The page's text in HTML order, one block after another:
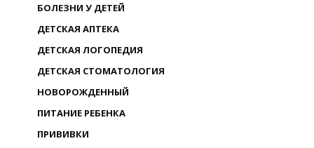
БОЛЕЗНИ У ДЕТЕЙ
ДЕТСКАЯ АПТЕКА
ДЕТСКАЯ ЛОГОПЕДИЯ
ДЕТСКАЯ СТОМАТОЛОГИЯ
НОВОРОЖДЕННЫЙ
ПИТАНИЕ РЕБЕНКА
ПРИВИВКИ